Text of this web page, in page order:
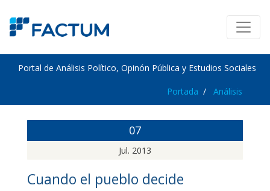
Portal de Análisis Político, Opinón Pública y Estudios Sociales
Portada Análisis
07
Jul. 2013
Cuando el pueblo decide